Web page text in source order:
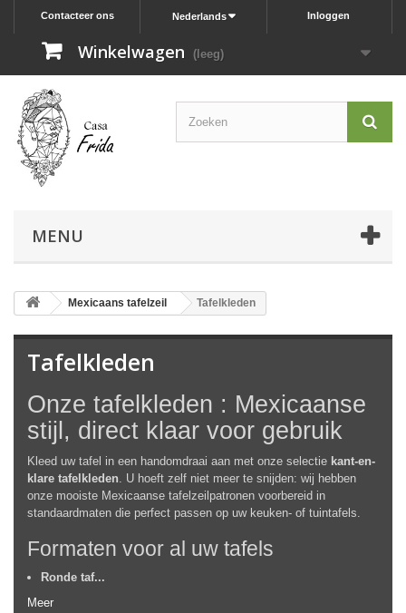
Inloggen
Nederlands
Contacteer ons
Winkelwagen (leeg)
MENU
Mexicaans tafelzeil Tafelkleden
Tafelkleden
Onze tafelkleden : Mexicaanse
stijl, direct klaar voor gebruik
Kleed uw tafel in een handomdraai aan met onze selectie kant-en-
klare tafelkleden . U hoeft zelf niet meer te snijden: wij hebben
onze mooiste Mexicaanse tafelzeilpatronen voorbereid in
standaardmaten die perfect passen op uw keuken- of tuintafels.
Formaten voor al uw tafels
Ronde taf...
Meer